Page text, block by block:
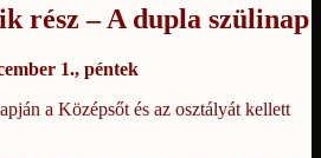
rész – A dupla szülinap
1., péntek
a Középsőt és az osztályát kellett